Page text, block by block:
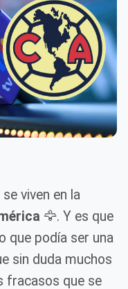
viven en la
🦅. Y es que
que podía ser una
sin duda muchos
fracasos que se